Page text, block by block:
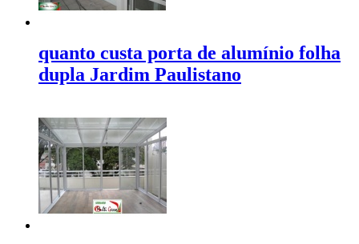
quanto custa porta de alumínio folha
dupla Jardim Paulistano